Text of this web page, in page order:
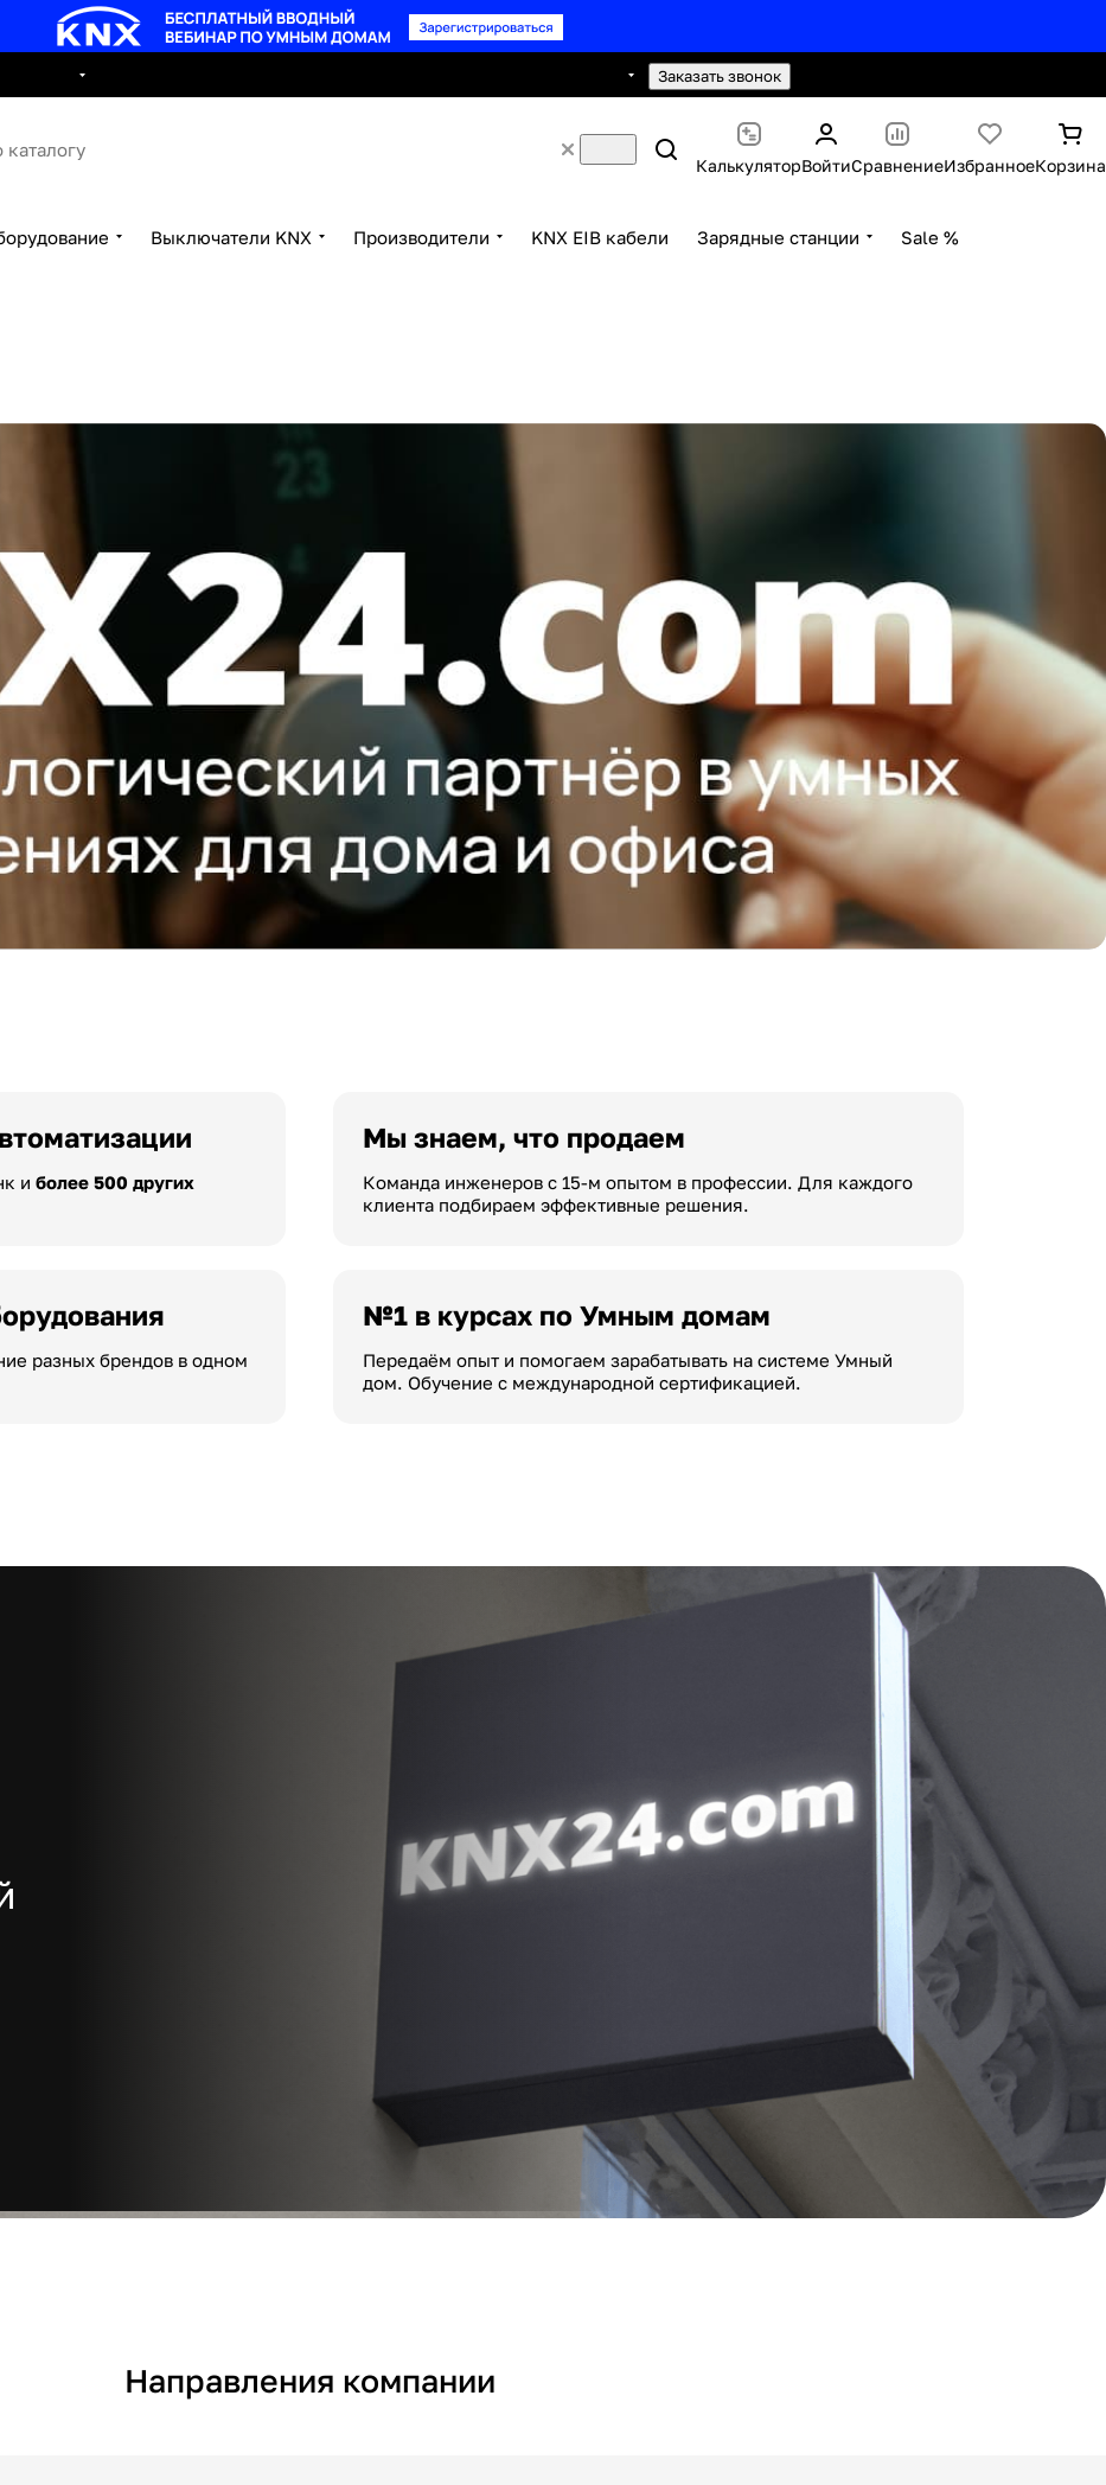
Заказать звонок
КалькуляторВойтиСравнениеИзбранноеКорзина
Выключатели KNX Производители KNX EIB кабели Зарядные станции Sale %
и более 500 других
Мы знаем, что продаем
Команда инженеров с 15-м опытом в профессии. Для каждого
клиента подбираем эффективные решения.
разных брендов в одном
№1 в курсах по Умным домам
Передаём опыт и помогаем зарабатывать на системе Умный
дом. Обучение с международной сертификацией.
Направления компании